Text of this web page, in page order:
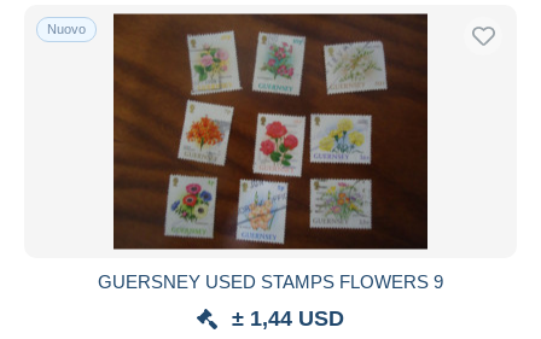
Nuovo
GUERSNEY USED STAMPS FLOWERS 9
± 1,44 USD